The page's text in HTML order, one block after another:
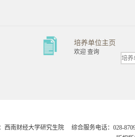
培养单位主页
欢迎 查询
西南财经大学研究生院 综合服务电话：028-